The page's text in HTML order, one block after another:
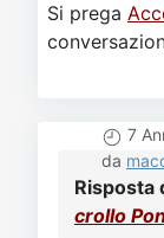
Si prega
7
da
Risposta
crollo